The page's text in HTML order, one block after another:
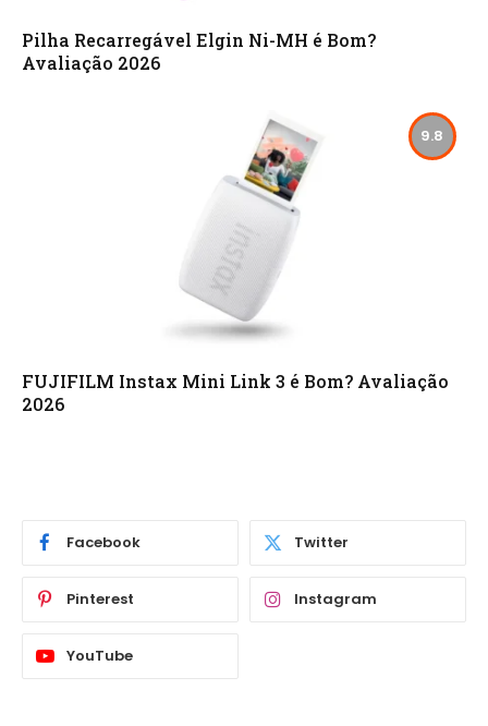
Pilha Recarregável Elgin Ni-MH é Bom?
Avaliação 2026
9.8
FUJIFILM Instax Mini Link 3 é Bom? Avaliação
2026
Facebook Twitter
Pinterest Instagram
YouTube